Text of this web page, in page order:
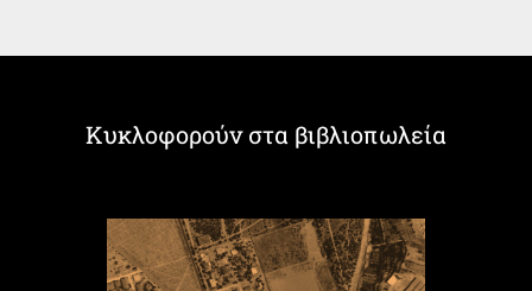
Κυκλοφορούν στα βιβλιοπωλεία